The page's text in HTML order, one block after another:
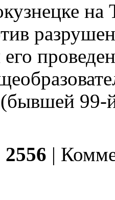
(бывшей
2556 |